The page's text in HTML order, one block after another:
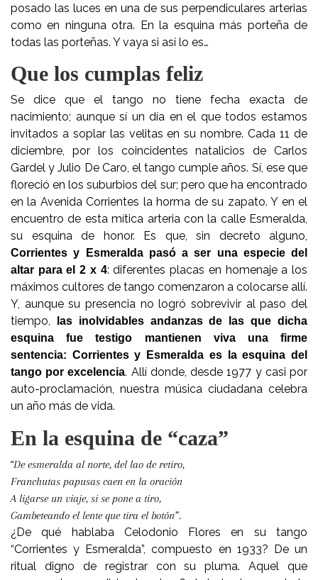
posado las luces en una de sus perpendiculares arterias
como en ninguna otra. En la esquina más porteña de
todas las porteñas. Y vaya si así lo es…
Que los cumplas feliz
Se dice que el tango no tiene fecha exacta de
nacimiento; aunque sí un día en el que todos estamos
invitados a soplar las velitas en su nombre. Cada 11 de
diciembre, por los coincidentes natalicios de Carlos
Gardel y Julio De Caro, el tango cumple años. Sí, ese que
floreció en los suburbios del sur; pero que ha encontrado
en la Avenida Corrientes la horma de su zapato. Y en el
encuentro de esta mítica arteria con la calle Esmeralda,
su esquina de honor. Es que, sin decreto alguno,
Corrientes y Esmeralda pasó a ser una especie del
altar para el 2 x 4: diferentes placas en homenaje a los
máximos cultores de tango comenzaron a colocarse allí.
Y, aunque su presencia no logró sobrevivir al paso del
tiempo,
las inolvidables andanzas de las que dicha
esquina fue testigo mantienen viva una firme
sentencia: Corrientes y Esmeralda es la esquina del
tango por excelencia. Allí donde, desde 1977 y casi por
auto-proclamación, nuestra música ciudadana celebra
un año más de vida.
En la esquina de “caza”
“De esmeralda al norte, del lao de retiro,
Franchutas papusas caen en la oración
A ligarse un viaje, si se pone a tiro,
Gambeteando el lente que tira el botón”.
¿De qué hablaba Celodonio Flores en su tango
“Corrientes y Esmeralda”, compuesto en 1933? De un
ritual digno de registrar con su pluma. Aquel que